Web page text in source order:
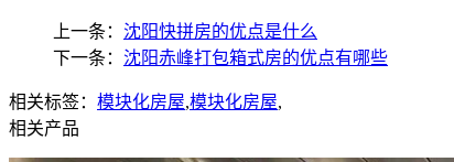
上一条： 沈阳快拼房的优点是什么
下一条： 沈阳赤峰打包箱式房的优点有哪些
相关标签： 模块化房屋,模块化房屋,
相关产品